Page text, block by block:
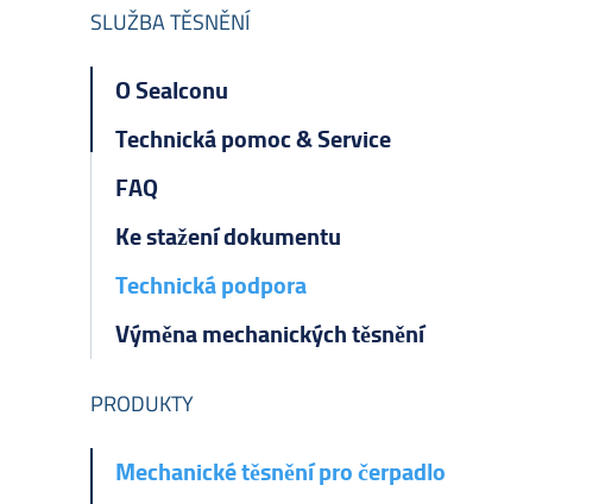
Polska
SLUŽBA TĚSNĚNÍ
O Sealconu
Technická pomoc & Service
FAQ
Ke stažení dokumentu
Technická podpora
Výměna mechanických těsnění
PRODUKTY
Mechanické těsnění pro čerpadlo